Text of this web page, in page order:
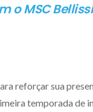
o MSC
reforçar sua
temporada de